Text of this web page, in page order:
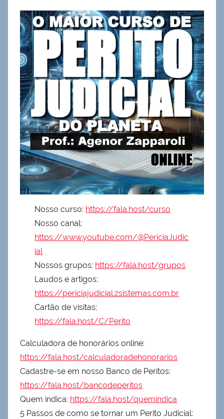
Nosso curso: https://fala.host/curso
Nosso canal:
https://www.youtube.com/@PericiaJudic
ial
Nossos grupos: https://fala.host/grupos
Laudos e artigos:
https://periciajudicial.zsistemas.com.br
Cartão de visitas:
https://fala.host/C/Perito
Calculadora de honorários online:
https://fala.host/calculadoradehonorarios
Cadastre-se em nosso Banco de Peritos:
https://fala.host/bancodeperitos
Quem indica: https://fala.host/quemindica
5 Passos de como se tornar um Perito Judicial: